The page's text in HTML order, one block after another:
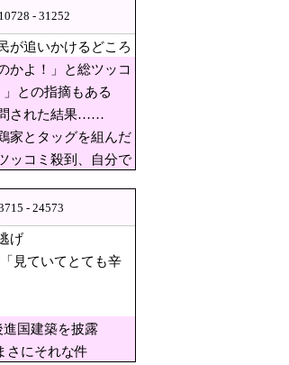
見ていてとて
かよ！」と総
に発展
ームラン」
との指摘もあ
10728 - 31252
が追いかけるどころ
かよ！」と総ツッコ
との指摘もある
問された結果……
家とタッグを組んだ
ッコミ殺到、自分で
- 24573
げ
見ていてとても辛
進国建築を披露
さにそれな件